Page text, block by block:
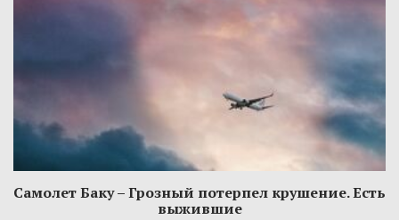
Самолет Баку – Грозный потерпел крушение. Есть
выжившие